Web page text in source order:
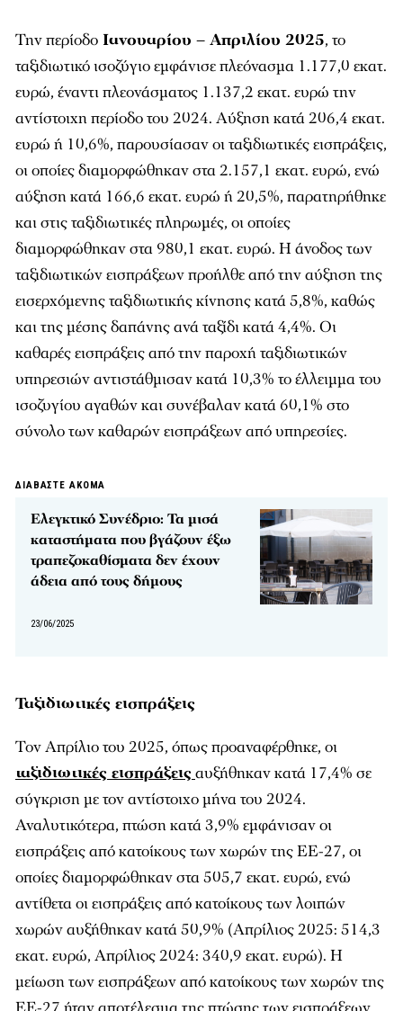
Την περίοδο Ιανουαρίου – Απριλίου 2025, το
ταξιδιωτικό ισοζύγιο εμφάνισε πλεόνασμα 1.177,0 εκατ.
ευρώ, έναντι πλεονάσματος 1.137,2 εκατ. ευρώ την
αντίστοιχη περίοδο του 2024. Αύξηση κατά 206,4 εκατ.
ευρώ ή 10,6%, παρουσίασαν οι ταξιδιωτικές εισπράξεις,
οι οποίες διαμορφώθηκαν στα 2.157,1 εκατ. ευρώ, ενώ
αύξηση κατά 166,6 εκατ. ευρώ ή 20,5%, παρατηρήθηκε
και στις ταξιδιωτικές πληρωμές, οι οποίες
διαμορφώθηκαν στα 980,1 εκατ. ευρώ. Η άνοδος των
ταξιδιωτικών εισπράξεων προήλθε από την αύξηση της
εισερχόμενης ταξιδιωτικής κίνησης κατά 5,8%, καθώς
και της μέσης δαπάνης ανά ταξίδι κατά 4,4%. Οι
καθαρές εισπράξεις από την παροχή ταξιδιωτικών
υπηρεσιών αντιστάθμισαν κατά 10,3% το έλλειμμα του
ισοζυγίου αγαθών και συνέβαλαν κατά 60,1% στο
σύνολο των καθαρών εισπράξεων από υπηρεσίες.
ΔΙΑΒΑΣΤΕ ΑΚΟΜΑ
Ελεγκτικό Συνέδριο: Τα μισά
καταστήματα που βγάζουν έξω
τραπεζοκαθίσματα δεν έχουν
άδεια από τους δήμους
23/06/2025
Ταξιδιωτικές εισπράξεις
Τον Απρίλιο του 2025, όπως προαναφέρθηκε, οι
ταξιδιωτικές εισπράξειςαυξήθηκαν κατά 17,4% σε
σύγκριση με τον αντίστοιχο μήνα του 2024.
Αναλυτικότερα, πτώση κατά 3,9% εμφάνισαν οι
εισπράξεις από κατοίκους των χωρών της ΕΕ-27, οι
οποίες διαμορφώθηκαν στα 505,7 εκατ. ευρώ, ενώ
αντίθετα οι εισπράξεις από κατοίκους των λοιπών
χωρών αυξήθηκαν κατά 50,9% (Απρίλιος 2025: 514,3
εκατ. ευρώ, Απρίλιος 2024: 340,9 εκατ. ευρώ). Η
μείωση των εισπράξεων από κατοίκους των χωρών της